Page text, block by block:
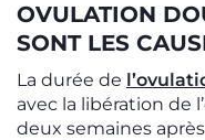
OVULATION
SONT LES
La durée de
avec la libération de
deux semaines